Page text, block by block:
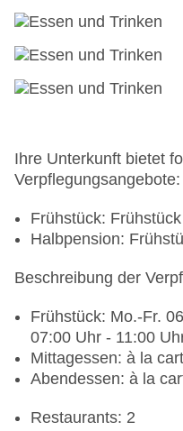
Ihre Unterkunft bietet
Verpflegungsangebote:
Frühstück: Frühstück
Halbpension:
Beschreibung der
Frühstück: Mo.-Fr.
07:00 Uhr - 11:00
Mittagessen: à la
Abendessen: à la
Restaurants: 2